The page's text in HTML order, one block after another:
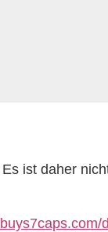
Es ist daher